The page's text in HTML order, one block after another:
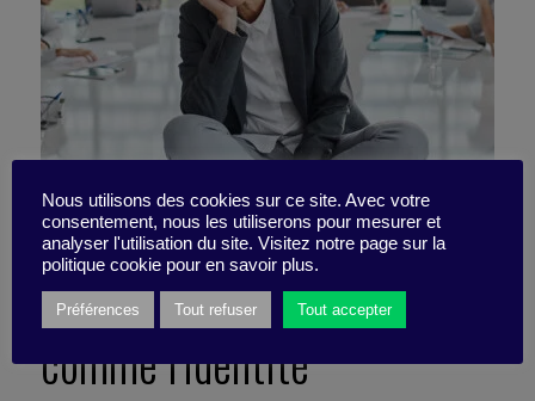
Désamorcer un sujet délicat
comme l’identité
Nous utilisons des cookies sur ce site. Avec votre
consentement, nous les utiliserons pour mesurer et
analyser l'utilisation du site. Visitez notre page sur la
politique cookie pour en savoir plus.
Préférences Tout refuser Tout accepter